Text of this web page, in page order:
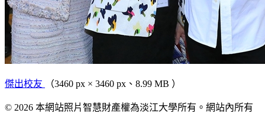
傑出校友 （3460 px × 3460 px、8.99 MB ）
© 2026 本網站照片智慧財產權為淡江大學所有。網站內所有